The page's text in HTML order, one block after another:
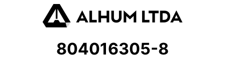
804016305-8